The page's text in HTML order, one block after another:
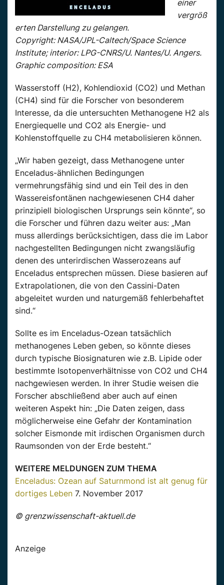
einer
vergröß
erten Darstellung zu gelangen.
Copyright: NASA/JPL-Caltech/Space Science
Institute; interior: LPG-CNRS/U. Nantes/U. Angers.
Graphic composition: ESA
Wasserstoff (H2), Kohlendioxid (CO2) und Methan
(CH4) sind für die Forscher von besonderem
Interesse, da die untersuchten Methanogene H2 als
Energiequelle und CO2 als Energie- und
Kohlenstoffquelle zu CH4 metabolisieren können.
„Wir haben gezeigt, dass Methanogene unter
Enceladus-ähnlichen Bedingungen
vermehrungsfähig sind und ein Teil des in den
Wassereisfontänen nachgewiesenen CH4 daher
prinzipiell biologischen Ursprungs sein könnte“, so
die Forscher und führen dazu weiter aus: „Man
muss allerdings berücksichtigen, dass die im Labor
nachgestellten Bedingungen nicht zwangsläufig
denen des unterirdischen Wasserozeans auf
Enceladus entsprechen müssen. Diese basieren auf
Extrapolationen, die von den Cassini-Daten
abgeleitet wurden und naturgemäß fehlerbehaftet
sind.“
Sollte es im Enceladus-Ozean tatsächlich
methanogenes Leben geben, so könnte dieses
durch typische Biosignaturen wie z.B. Lipide oder
bestimmte Isotopenverhältnisse von CO2 und CH4
nachgewiesen werden. In ihrer Studie weisen die
Forscher abschließend aber auch auf einen
weiteren Aspekt hin: „Die Daten zeigen, dass
möglicherweise eine Gefahr der Kontamination
solcher Eismonde mit irdischen Organismen durch
Raumsonden von der Erde besteht.“
WEITERE MELDUNGEN ZUM THEMA
Enceladus: Ozean auf Saturnmond ist alt genug für
dortiges Leben 7. November 2017
© grenzwissenschaft-aktuell.de
Anzeige